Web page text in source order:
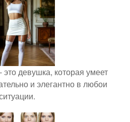
девушка, которая умеет
и элегантно в любои